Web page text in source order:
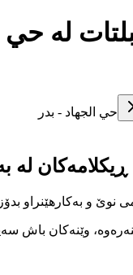
لە
حي الجهاد - بدر
لە
نوێ و بەکارهێنراو
وێنەکان باش